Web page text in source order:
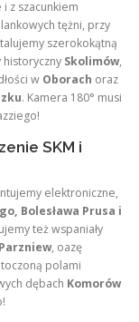
z szacunkiem
tężni, przy
szerokokątną
historyczny Skolimów,
w Oborach oraz
. Kamera 180° musi
SKM i
elektroniczne,
Bolesława Prusa i
też wspaniały
Parzniew, oazę
polami
dębach Komorów